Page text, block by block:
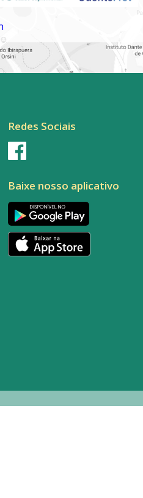
Redes Sociais
Baixe nosso aplicativo